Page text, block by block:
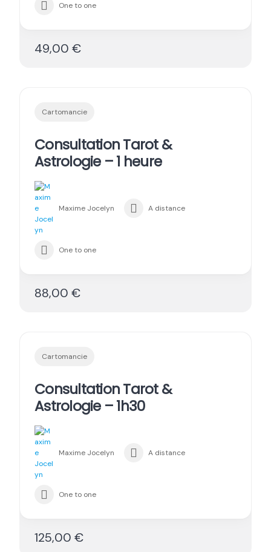
One to one
49,00 €
Cartomancie
Consultation Tarot &
Astrologie – 1 heure
Maxime Jocelyn A distance
One to one
88,00 €
Cartomancie
Consultation Tarot &
Astrologie – 1h30
Maxime Jocelyn A distance
One to one
125,00 €